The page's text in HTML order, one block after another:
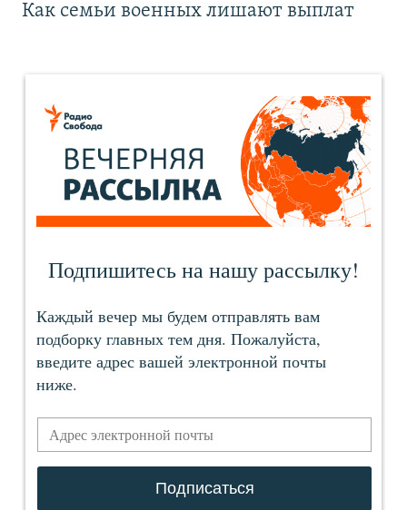
Как семьи военных лишают выплат